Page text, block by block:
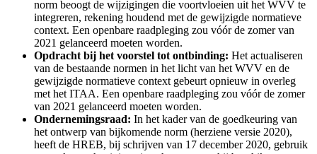
norm beoogt de wijzigingen die voortvloeien uit het WVV te
integreren, rekening houdend met de gewijzigde normatieve
context. Een openbare raadpleging zou vóór de zomer van
2021 gelanceerd moeten worden.
Opdracht bij het voorstel tot ontbinding: Het actualiseren
van de bestaande normen in het licht van het WVV en de
gewijzigde normatieve context gebeurt opnieuw in overleg
met het ITAA. Een openbare raadpleging zou vóór de zomer
van 2021 gelanceerd moeten worden.
Ondernemingsraad: In het kader van de goedkeuring van
het ontwerp van bijkomende norm (herziene versie 2020),
heeft de HREB, bij schrijven van 17 december 2020, gebruik